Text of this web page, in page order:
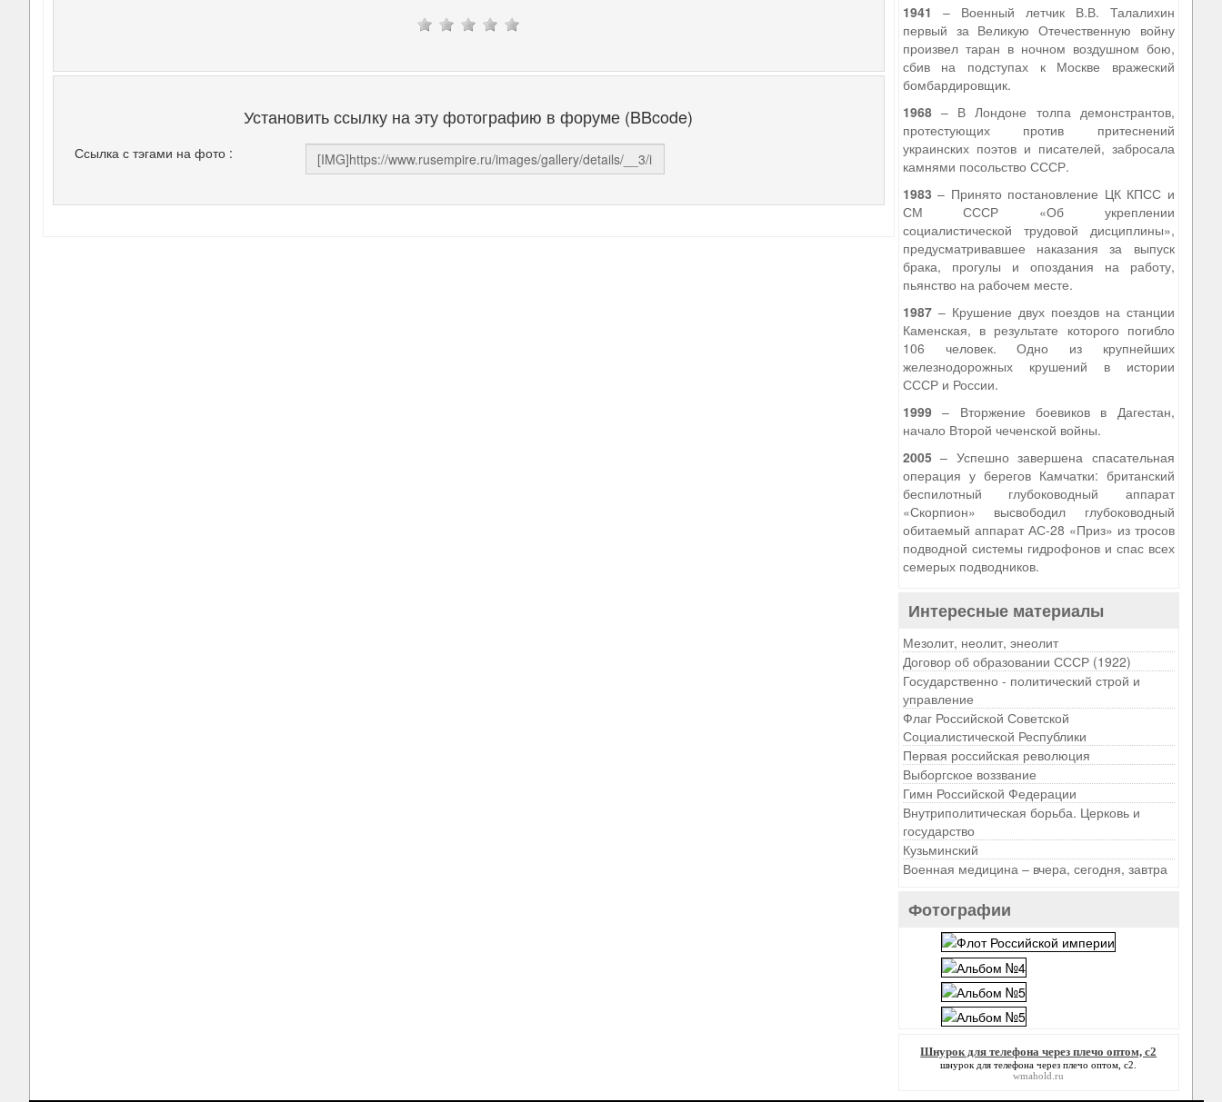
Установить ссылку на эту фотографию в форуме (BBcode)
Ссылка с тэгами на фото :
1941 – Военный летчик В.В. Талалихин
первый за Великую Отечественную войну
произвел таран в ночном воздушном бою,
сбив на подступах к Москве вражеский
бомбардировщик.
1968– В Лондоне толпа демонстрантов,
протестующих против притеснений
украинских поэтов и писателей, забросала
камнями посольство СССР.
1983 – Принято постановление ЦК КПСС и
СМ СССР «Об укреплении
социалистической трудовой дисциплины»,
предусматривавшее наказания за выпуск
брака, прогулы и опоздания на работу,
пьянство на рабочем месте.
1987– Крушение двух поездов на станции
Каменская, в результате которого погибло
106 человек. Одно из крупнейших
железнодорожных крушений в истории
СССР и России.
1999– Вторжение боевиков в Дагестан,
начало Второй чеченской войны.
2005– Успешно завершена спасательная
операция у берегов Камчатки: британский
беспилотный глубоководный аппарат
«Скорпион» высвободил глубоководный
обитаемый аппарат АС-28 «Приз» из тросов
подводной системы гидрофонов и спас всех
семерых подводников.
Интересные материалы
Мезолит, неолит, энеолит
Договор об образовании СССР (1922)
Государственно - политический строй и
управление
Флаг Российской Советской
Социалистической Республики
Первая российская революция
Выборгское воззвание
Гимн Российской Федерации
Внутриполитическая борьба. Церковь и
государство
Кузьминский
Военная медицина – вчера, сегодня, завтра
Фотографии
Шнурок для телефона через плечо оптом, с2
шнурок для телефона через плечо оптом, с2
wmahold.ru